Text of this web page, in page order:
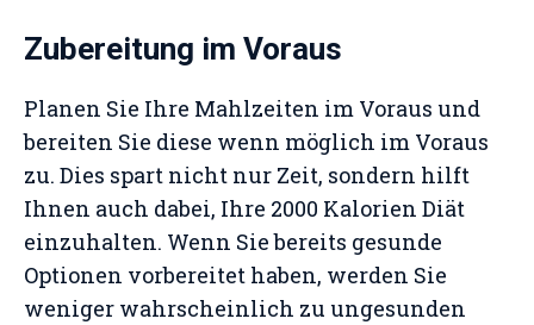
Zubereitung im Voraus
Planen Sie Ihre Mahlzeiten im Voraus und
bereiten Sie diese wenn möglich im Voraus
zu. Dies spart nicht nur Zeit, sondern hilft
Ihnen auch dabei, Ihre 2000 Kalorien Diät
einzuhalten. Wenn Sie bereits gesunde
Optionen vorbereitet haben, werden Sie
weniger wahrscheinlich zu ungesunden